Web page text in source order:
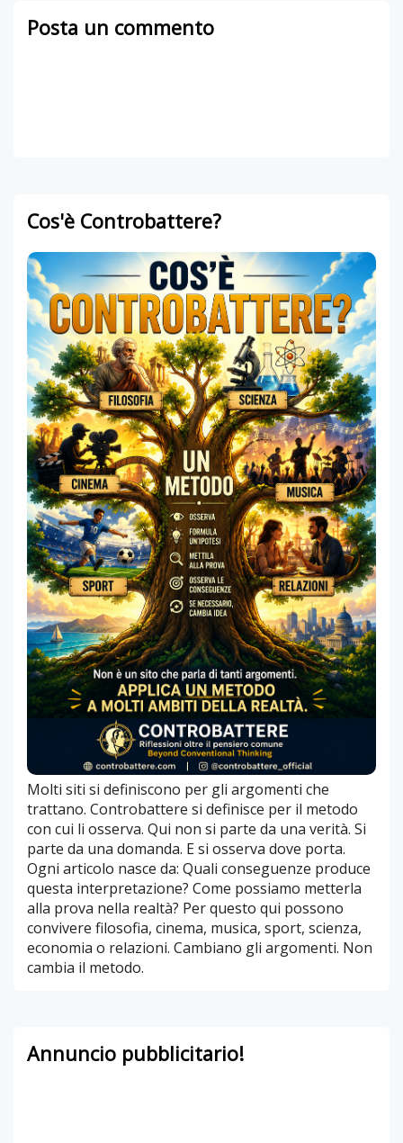
Posta un commento
Cos'è Controbattere?
Molti siti si definiscono per gli argomenti che
trattano. Controbattere si definisce per il metodo
con cui li osserva. Qui non si parte da una verità. Si
parte da una domanda. E si osserva dove porta.
Ogni articolo nasce da: Quali conseguenze produce
questa interpretazione? Come possiamo metterla
alla prova nella realtà? Per questo qui possono
convivere filosofia, cinema, musica, sport, scienza,
economia o relazioni. Cambiano gli argomenti. Non
cambia il metodo.
Annuncio pubblicitario!